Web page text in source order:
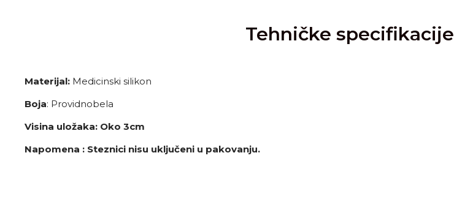
Tehničke specifikacije
Materijal: Medicinski silikon
Boja: Providnobela
Visina uložaka: Oko 3cm
Napomena : Steznici nisu uključeni u pakovanju.